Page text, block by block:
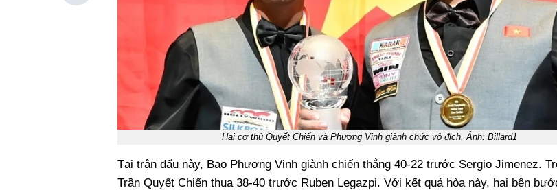
Hai cơ thủ Quyết Chiến và Phương Vinh giành chức vô địch. Ảnh: Billard1
Tại trận đấu này, Bao Phương Vinh giành chiến thắng 40-22 trước Sergio Jimenez.
Trần Quyết Chiến thua 38-40 trước Ruben Legazpi. Với kết quả hòa này, hai bên